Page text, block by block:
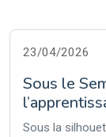
23/04/2026
Sous le
Sous la